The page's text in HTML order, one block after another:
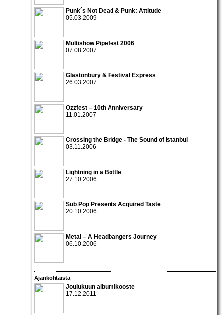
Punk´s Not Dead & Punk: Attitude
05.03.2009
Multishow Pipefest 2006
07.08.2007
Glastonbury & Festival Express
26.03.2007
Ozzfest – 10th Anniversary
11.01.2007
Crossing the Bridge - The Sound of Istanbul
03.11.2006
Lightning in a Bottle
27.10.2006
Sub Pop Presents Acquired Taste
20.10.2006
Metal – A Headbangers Journey
06.10.2006
Ajankohtaista
Joulukuun albumikooste
17.12.2011